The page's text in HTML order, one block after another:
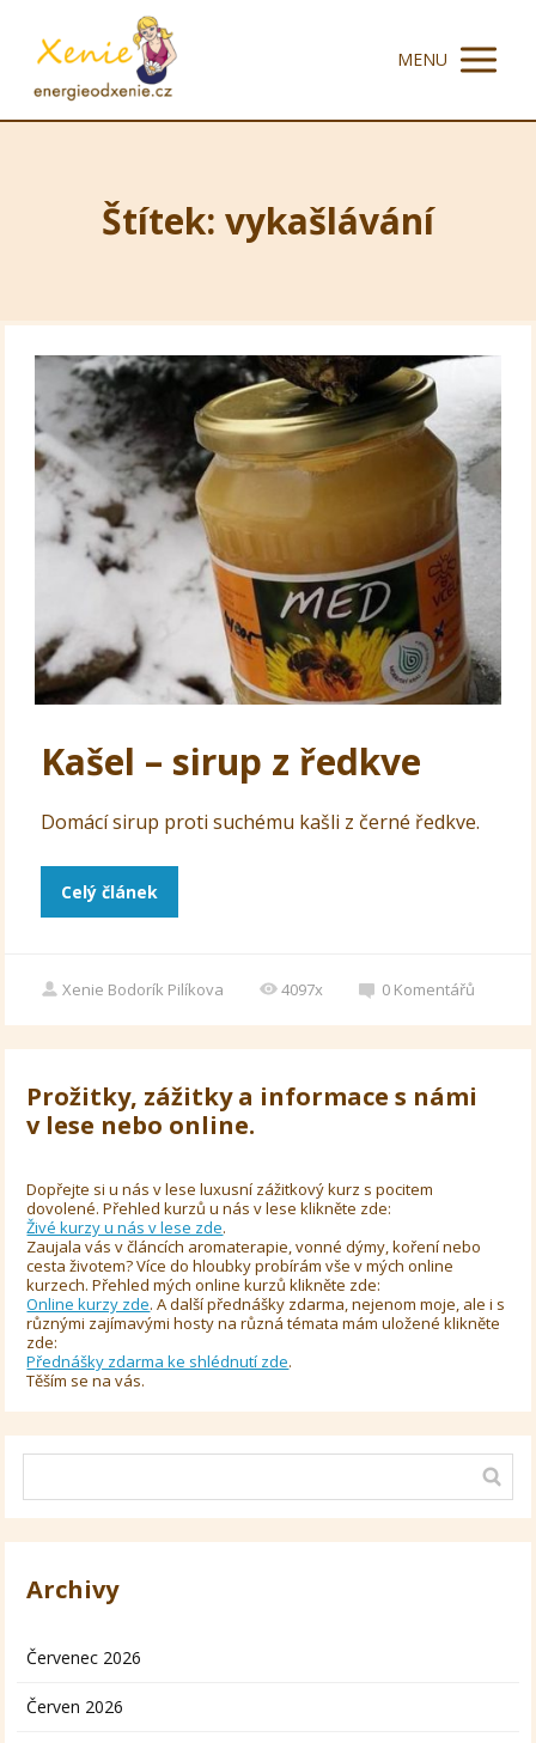
MENU
Štítek: vykašlávání
Kašel – sirup z ředkve
Domácí sirup proti suchému kašli z černé ředkve.
Celý článek
Xenie Bodorík Pilíkova 4097x 0 Komentářů
Prožitky, zážitky a informace s námi
v lese nebo online.
Dopřejte si u nás v lese luxusní zážitkový kurz s pocitem
dovolené. Přehled kurzů u nás v lese klikněte zde:
Živé kurzy u nás v lese zde.
Zaujala vás v článcích aromaterapie, vonné dýmy, koření nebo
cesta životem? Více do hloubky probírám vše v mých online
kurzech. Přehled mých online kurzů klikněte zde:
Online kurzy zde. A další přednášky zdarma, nejenom moje, ale i s
různými zajímavými hosty na různá témata mám uložené klikněte
zde:
Přednášky zdarma ke shlédnutí zde.
Těším se na vás.
Archivy
Červenec 2026
Červen 2026